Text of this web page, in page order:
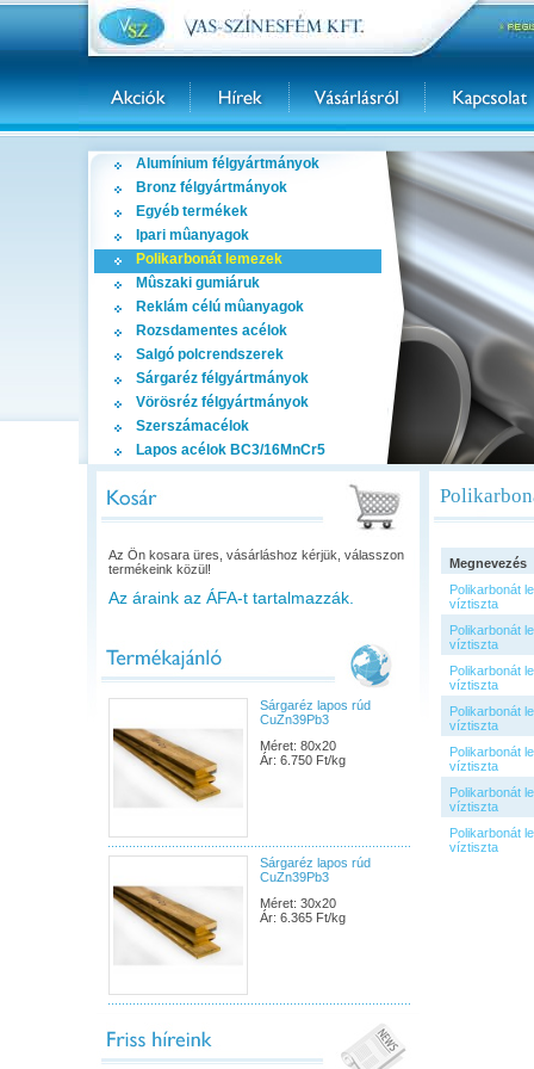
Alumínium félgyártmányok
Bronz félgyártmányok
Egyéb termékek
Ipari mûanyagok
Polikarbonát lemezek
Mûszaki gumiáruk
Reklám célú mûanyagok
Rozsdamentes acélok
Salgó polcrendszerek
Sárgaréz félgyártmányok
Vörösréz félgyártmányok
Szerszámacélok
Lapos acélok BC3/16MnCr5
Az Ön kosara üres, vásárláshoz kérjük, válasszon
termékeink közül!
Az áraink az ÁFA-t tartalmazzák.
Sárgaréz lapos rúd
CuZn39Pb3
Méret: 80x20
Ár: 6.750 Ft/kg
Sárgaréz lapos rúd
CuZn39Pb3
Méret: 30x20
Ár: 6.365 Ft/kg
Megnevezés
Polikarbonát
víztiszta
Polikarbonát
víztiszta
Polikarbonát
víztiszta
Polikarbonát
víztiszta
Polikarbonát
víztiszta
Polikarbonát
víztiszta
Polikarbonát
víztiszta